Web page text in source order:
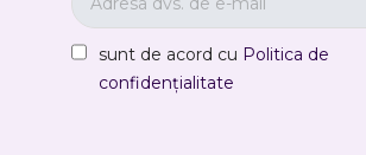
sunt de acord cu Politica de
confidențialitate